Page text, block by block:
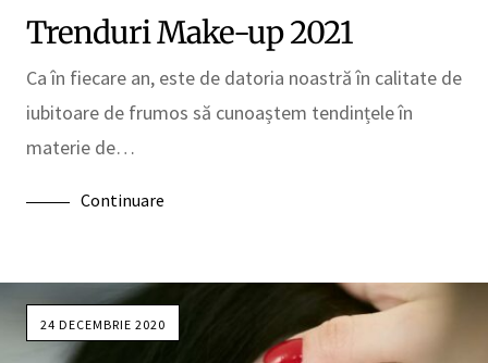
Trenduri Make-up 2021
Ca în fiecare an, este de datoria noastră în calitate de
iubitoare de frumos să cunoaștem tendințele în
materie de…
Continuare
24 DECEMBRIE 2020